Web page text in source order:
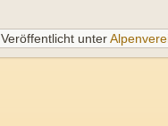
Veröffentlicht unter